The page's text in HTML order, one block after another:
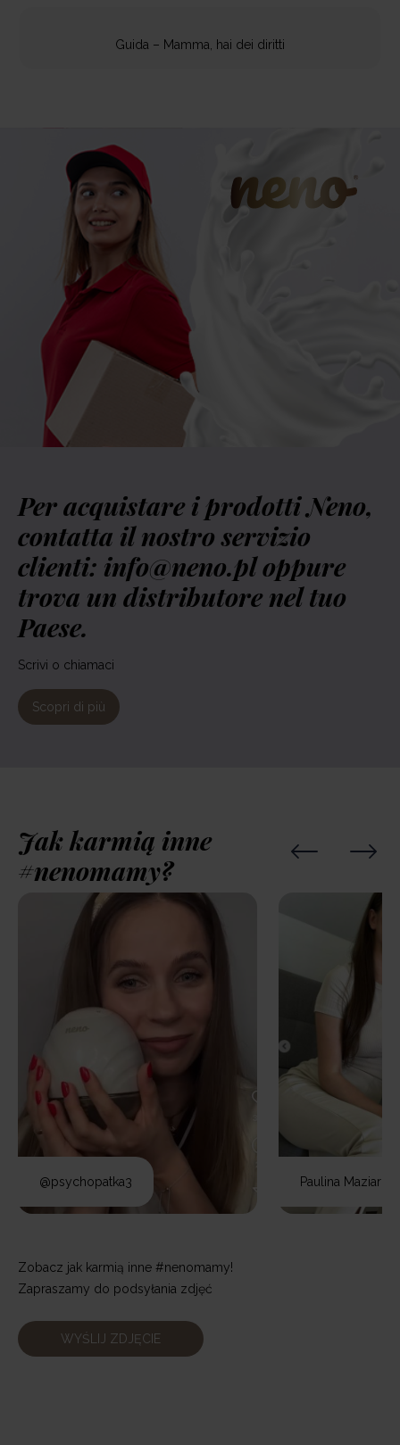
Guida – Mamma, hai dei diritti
Per acquistare i prodotti Neno,
contatta il nostro servizio
clienti: info@neno.pl oppure
trova un distributore nel tuo
Paese.
Scrivi o chiamaci
Scopri di più
Jak karmią inne
#nenomamy?
@psychopatka3 Paulina Maziarz
Zobacz jak karmią inne #nenomamy!
Zapraszamy do podsyłania zdjęć
WYŚLIJ ZDJĘCIE